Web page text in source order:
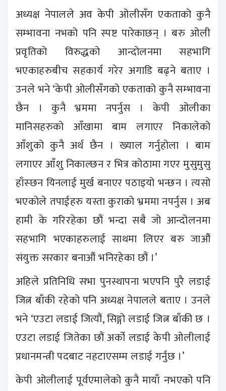
अध्यक्ष नेपालले अव केपी ओलीसँग एकताको कुनै
सम्भावना नभको पनि स्पष्ट पारेकाछन् । बरु ओली
प्रवृतिको विरुद्धको आन्दोलनमा सहभागि
भएकाहरुबीच सहकार्य गरेर अगाडि बढ्ने बताए ।
उनले भने ‘केपी ओलीसँगको एकताको कुनै सम्भावना
छैन । कुनै भ्रममा नपर्नुस । केपी ओलीका
मानिसहरुको आँखामा बाम लगाएर निकालेको
आँशुको कुनै अर्थ छैन । ख्याल गर्नुहोला । बाम
लगाएर आँशु निकाल्छन र भित्र कोठामा गएर मुसुमुसु
हाँस्छन यिनलाई मुर्ख बनाएर पठाइयो भन्छन । त्यसो
भएकोले तपाईहरु यस्ता कुराको भ्रममा नपर्नुस । अब
हामी के गरिरहेका छौं भन्दा सबै जो आन्दोलनमा
सहभागि भएकाहरुलाई साथमा लिएर बरु जाऔं
संयुक्त सरकार बनाऔं भनिरहेका छौं ।’
अहिले प्रतिनिधि सभा पुनस्थापना भएपनि पुरै लडाई
जित्न बाँकी रहेको पनि अध्यक्ष नेपालले बताए । उनले
भने ‘एउटा लडाई जित्यौं, सिङ्गो लडाई जित्न बाँकी छ ।
एउटा लडाई जितेका छौं अर्को लडाई केपी ओलीलाई
प्रधानमन्त्री पदबाट नहटाएसम्म लडाई गर्नुछ ।’
केपी ओलीलाई पूर्वएमालेको कुनै मायाँ नभएको पनि